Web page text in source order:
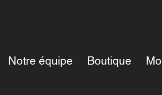
Notre équipe Boutique